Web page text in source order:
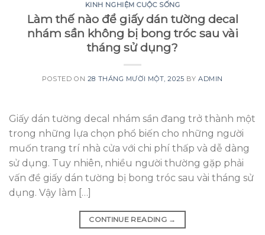
KINH NGHIỆM CUỘC SỐNG
Làm thế nào để giấy dán tường decal
nhám sần không bị bong tróc sau vài
tháng sử dụng?
POSTED ON 28 THÁNG MƯỜI MỘT, 2025 BY ADMIN
Giấy dán tường decal nhám sần đang trở thành một
trong những lựa chọn phổ biến cho những người
muốn trang trí nhà cửa với chi phí thấp và dễ dàng
sử dụng. Tuy nhiên, nhiều người thường gặp phải
vấn đề giấy dán tường bị bong tróc sau vài tháng sử
dụng. Vậy làm […]
CONTINUE READING →